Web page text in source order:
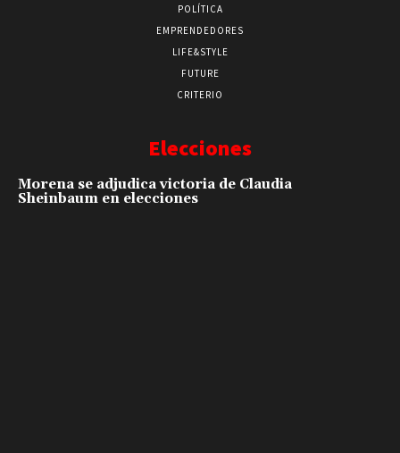
POLÍTICA
EMPRENDEDORES
LIFE&STYLE
FUTURE
CRITERIO
Elecciones
Morena se adjudica victoria de Claudia
Sheinbaum en elecciones